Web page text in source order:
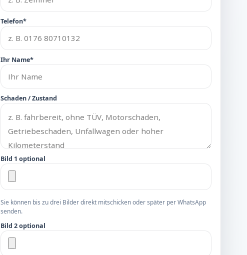
Telefon*
Ihr Name*
Schaden / Zustand
Bild 1 optional
Sie können bis zu drei Bilder direkt mitschicken oder später per WhatsApp
senden.
Bild 2 optional